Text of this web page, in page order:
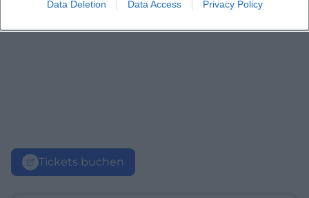
Data Deletion Data Access Privacy Policy
Tickets buchen